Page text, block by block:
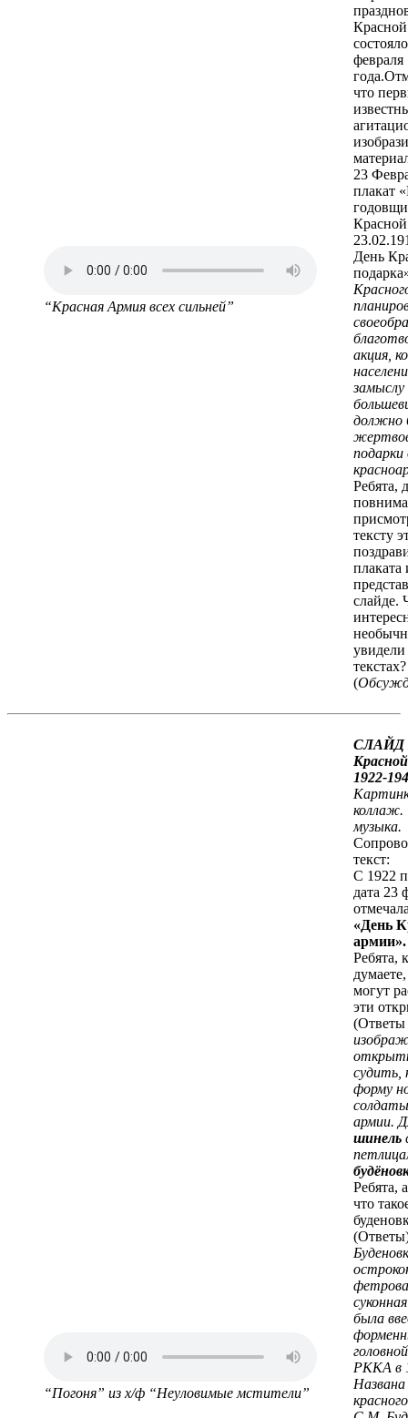
“Красная Армия всех сильней”
февраля
что
23
плакат
День
акция,
замыслу
должно
подарки
Ребята,
тексту
слайде.
увидели
текстах?
(
“Погоня” из х/ф “Неуловимые мстители”
СЛАЙД
1922-
коллаж.
музыка.
текст:
С 1922
дата 23
«День
армии».
Ребята,
могут
эти
(Ответы
судить,
форму
армии.
шинель
Ребята,
что
была
РККА в